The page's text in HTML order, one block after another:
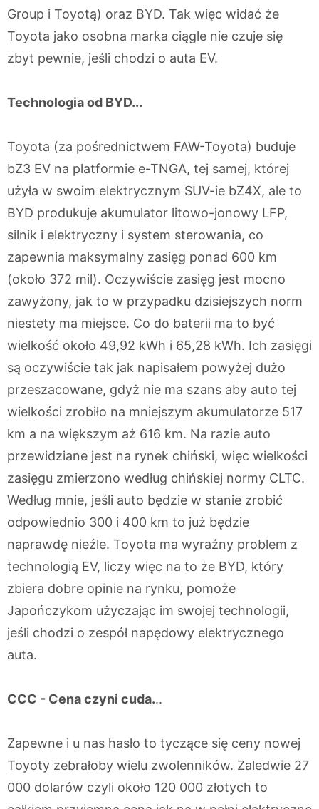
Group i Toyotą) oraz BYD. Tak więc widać że
Toyota jako osobna marka ciągle nie czuje się
zbyt pewnie, jeśli chodzi o auta EV.
Technologia od BYD...
Toyota (za pośrednictwem FAW-Toyota) buduje
bZ3 EV na platformie e-TNGA, tej samej, której
użyła w swoim elektrycznym SUV-ie bZ4X, ale to
BYD produkuje akumulator litowo-jonowy LFP,
silnik i elektryczny i system sterowania, co
zapewnia maksymalny zasięg ponad 600 km
(około 372 mil). Oczywiście zasięg jest mocno
zawyżony, jak to w przypadku dzisiejszych norm
niestety ma miejsce. Co do baterii ma to być
wielkość około 49,92 kWh i 65,28 kWh. Ich zasięgi
są oczywiście tak jak napisałem powyżej dużo
przeszacowane, gdyż nie ma szans aby auto tej
wielkości zrobiło na mniejszym akumulatorze 517
km a na większym aż 616 km. Na razie auto
przewidziane jest na rynek chiński, więc wielkości
zasięgu zmierzono według chińskiej normy CLTC.
Według mnie, jeśli auto będzie w stanie zrobić
odpowiednio 300 i 400 km to już będzie
naprawdę nieźle. Toyota ma wyraźny problem z
technologią EV, liczy więc na to że BYD, który
zbiera dobre opinie na rynku, pomoże
Japończykom użyczając im swojej technologii,
jeśli chodzi o zespół napędowy elektrycznego
auta.
CCC - Cena czyni cuda...
Zapewne i u nas hasło to tyczące się ceny nowej
Toyoty zebrałoby wielu zwolenników. Zaledwie 27
000 dolarów czyli około 120 000 złotych to